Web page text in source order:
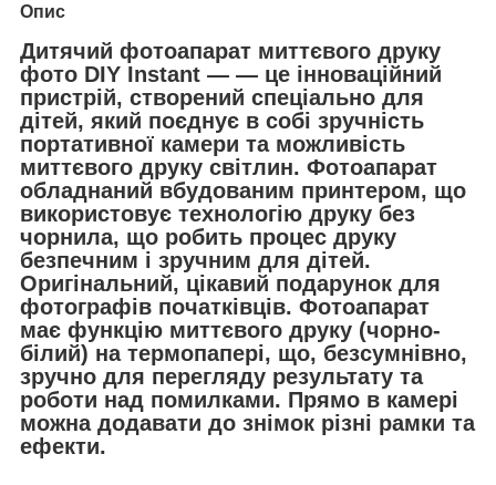
Опис
Дитячий фотоапарат миттєвого друку
фото DIY Instant — — це інноваційний
пристрій, створений спеціально для
дітей, який поєднує в собі зручність
портативної камери та можливість
миттєвого друку світлин. Фотоапарат
обладнаний вбудованим принтером, що
використовує технологію друку без
чорнила, що робить процес друку
безпечним і зручним для дітей.
Оригінальний, цікавий подарунок для
фотографів початківців. Фотоапарат
має функцію миттєвого друку (чорно-
білий) на термопапері, що, безсумнівно,
зручно для перегляду результату та
роботи над помилками. Прямо в камері
можна додавати до знімок різні рамки та
ефекти.